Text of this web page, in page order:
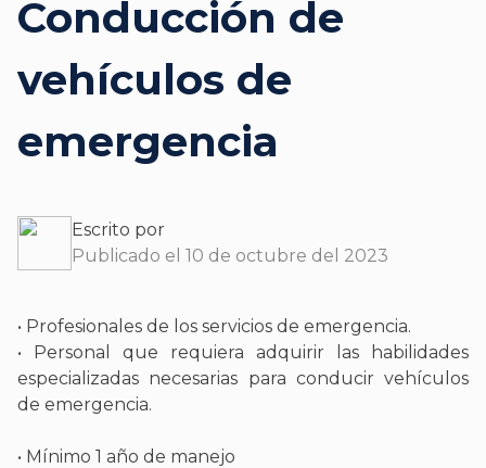
Conducción de
vehículos de
emergencia
Escrito por
Publicado el 10 de octubre del 2023
• Profesionales de los servicios de emergencia.
• Personal que requiera adquirir las habilidades
especializadas necesarias para conducir vehículos
de emergencia.
• Mínimo 1 año de manejo